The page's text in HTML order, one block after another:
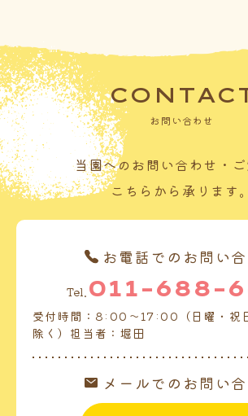
お問い合わせ
当園へのお問い合わせ・
こちらから承ります。
お電話でのお問い
Tel. 011-688-
受付時間：8:00～17:00（日曜・祝
除く）担当者：堀田
メールでのお問い